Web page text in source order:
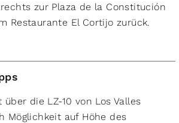
zur Plaza de la Constitución
Restaurante El Cortijo zurück.
über die LZ-10 von Los Valles
Möglichkeit auf Höhe des